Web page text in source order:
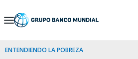
Skip
Navigation
ENTENDIENDO LA POBREZA